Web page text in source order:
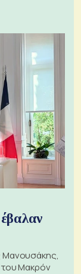
Μανουσάκης,
του Μακρόν